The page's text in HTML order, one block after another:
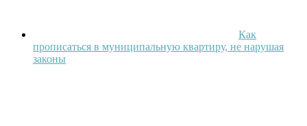
Как
прописаться в муниципальную квартиру, не нарушая
законы